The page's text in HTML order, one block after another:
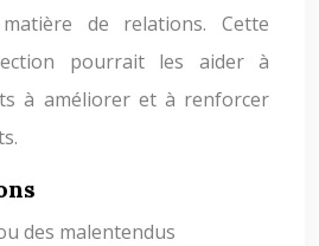
de relations. Cette
pourrait les aider à
à améliorer et à renforcer
des malentendus